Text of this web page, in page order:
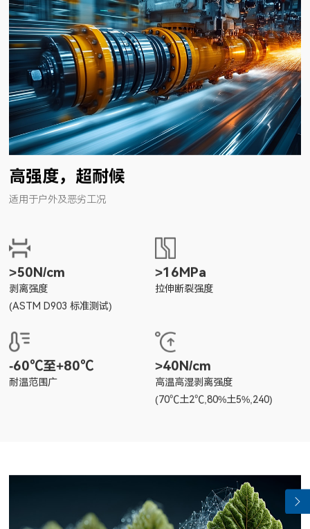
高强度，超耐候
适用于户外及恶劣工况
>50N/cm
剥离强度
(ASTM D903 标准测试)
>16MPa
拉伸断裂强度
-60℃至+80℃
耐温范围广
>40N/cm
高温高湿剥离强度
(70℃土2℃,80%土5%,240)